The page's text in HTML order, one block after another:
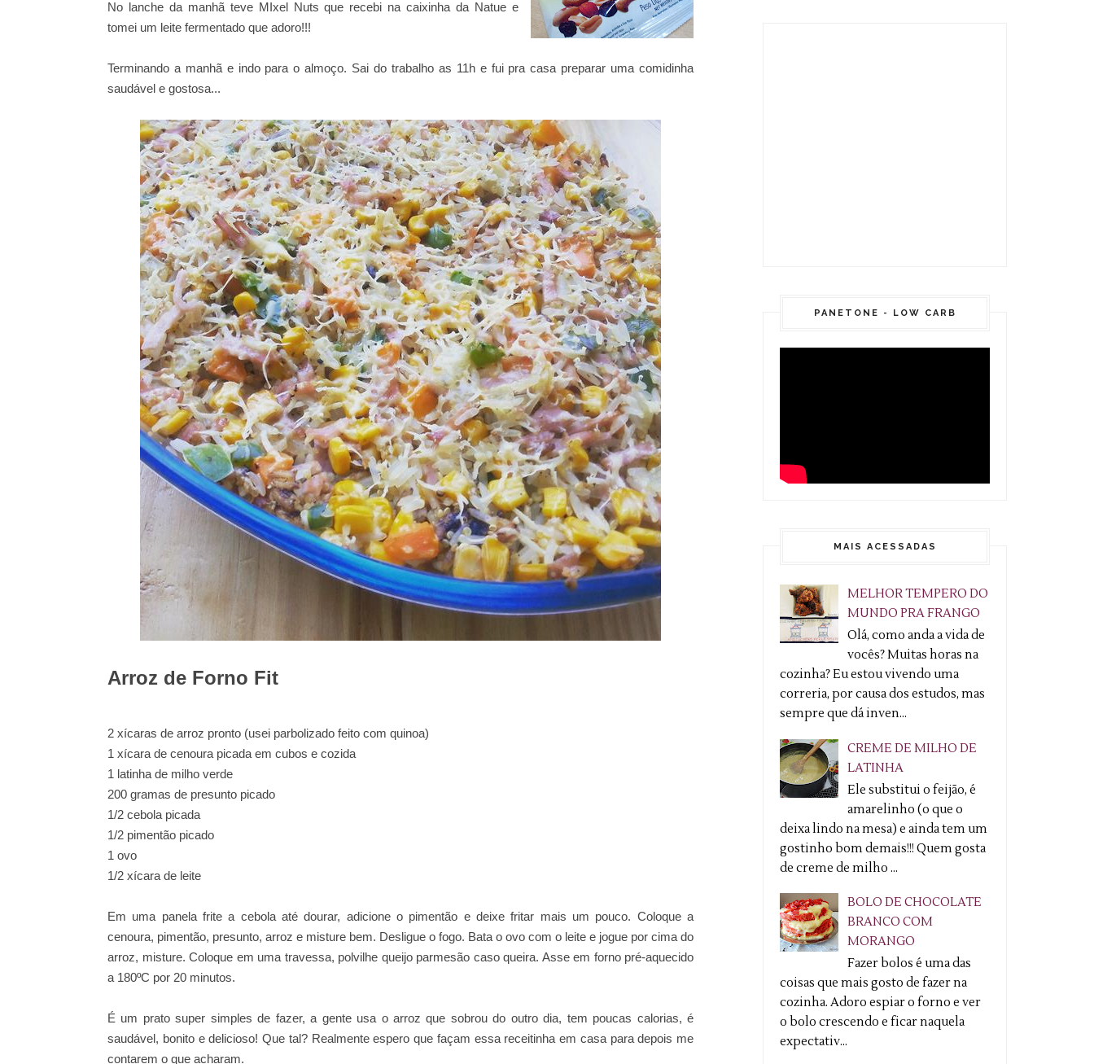
No lanche da manhã teve MIxel Nuts que recebi na caixinha da Natue e
tomei um leite fermentado que adoro!!!
Terminando a manhã e indo para o almoço. Sai do trabalho as 11h e fui pra casa preparar uma comidinha
saudável e gostosa...
Arroz de Forno Fit
2 xícaras de arroz pronto (usei parbolizado feito com quinoa)
1 xícara de cenoura picada em cubos e cozida
1 latinha de milho verde
200 gramas de presunto picado
1/2 cebola picada
1/2 pimentão picado
1 ovo
1/2 xícara de leite
Em uma panela frite a cebola até dourar, adicione o pimentão e deixe fritar mais um pouco. Coloque a
cenoura, pimentão, presunto, arroz e misture bem. Desligue o fogo. Bata o ovo com o leite e jogue por cima do
arroz, misture. Coloque em uma travessa, polvilhe queijo parmesão caso queira. Asse em forno pré-aquecido
a 180ºC por 20 minutos.
É um prato super simples de fazer, a gente usa o arroz que sobrou do outro dia, tem poucas calorias, é
saudável, bonito e delicioso! Que tal? Realmente espero que façam essa receitinha em casa para depois me
contarem o que acharam.
PANETONE - LOW CARB
MAIS ACESSADAS
MELHOR TEMPERO DO
MUNDO PRA FRANGO
Olá, como anda a vida de
vocês? Muitas horas na
cozinha? Eu estou vivendo uma
correria, por causa dos estudos, mas
sempre que dá inven...
CREME DE MILHO DE
LATINHA
Ele substitui o feijão, é
amarelinho (o que o
deixa lindo na mesa) e ainda tem um
gostinho bom demais!!! Quem gosta
de creme de milho ...
BOLO DE CHOCOLATE
BRANCO COM
MORANGO
Fazer bolos é uma das
coisas que mais gosto de fazer na
cozinha. Adoro espiar o forno e ver
o bolo crescendo e ficar naquela
expectativ...